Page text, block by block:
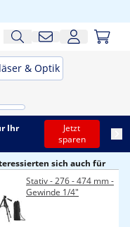
& Optik
Ihr
Jetzt
sparen
sich auch für
Stativ - 276 - 474 mm -
Gewinde 1/4"